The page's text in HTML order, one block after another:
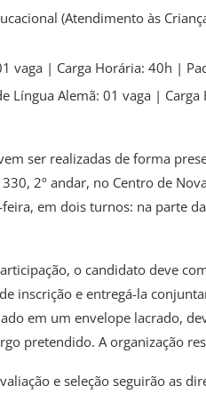
(Atendimento às
vaga | Carga Horária: 40h |
Língua Alemã: 01 vaga |
ser realizadas de forma
330, 2º andar, no Centro de
feira, em dois turnos: na parte
o candidato deve
inscrição e entregá-la
em um envelope lacrado,
pretendido. A organização
e seleção seguirão as